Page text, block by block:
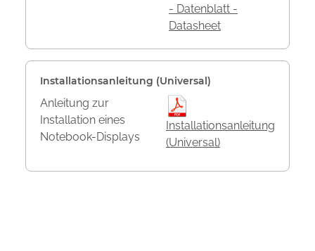
- Datenblatt -
Datasheet
Installationsanleitung (Universal)
Anleitung zur
Installation eines
Notebook-Displays
Installationsanleitung
(Universal)